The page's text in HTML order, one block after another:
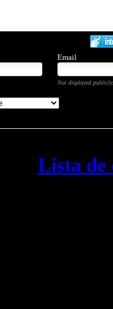
Email
Not displayed
Lista de